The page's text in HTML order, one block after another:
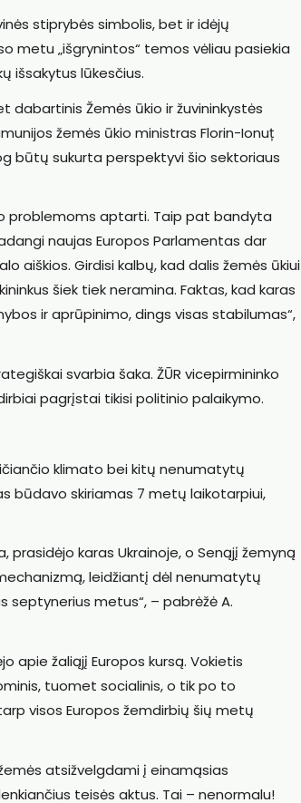
stiprybės simbolis, bet ir idėjų
metu „išgrynintos“ temos vėliau pasiekia
išsakytus lūkesčius.
Žemės ūkio ir žuvininkystės
žemės ūkio ministras Florin-Ionuț
būtų sukurta perspektyvi šio sektoriaus
problemoms aptarti. Taip pat bandyta
naujas Europos Parlamentas dar
aiškios. Girdisi kalbų, kad dalis žemės ūkiui
šiek tiek neramina. Faktas, kad karas
ir aprūpinimo, dings visas stabilumas“,
svarbia šaka. ŽŪR vicepirmininko
pagrįstai tikisi politinio palaikymo.
klimato bei kitų nenumatytų
būdavo skiriamas 7 metų laikotarpiui,
karas Ukrainoje, o Senąjį žemyną
leidžiantį dėl nenumatytų
septynerius metus“, – pabrėžė A.
apie žaliąjį Europos kursą. Vokietis
tuomet socialinis, o tik po to
visos Europos žemdirbių šių metų
atsižvelgdami į einamąsias
teisės aktus. Tai – nenormalu!